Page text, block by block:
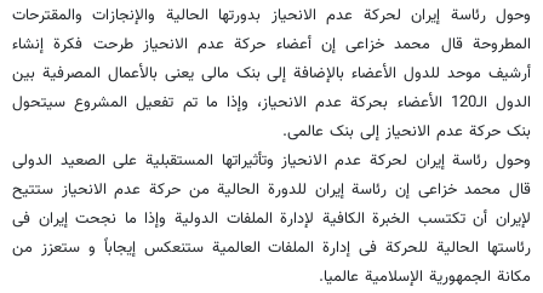
وحول رئاسة إیران لحرکة عدم الانحیاز بدورتها الحالیة والإنجازات والمقترحات
المطروحة قال محمد خزاعی إن أعضاء حرکة عدم الانحیاز طرحت فکرة إنشاء
أرشیف موحد للدول الأعضاء بالإضافة إلى بنک مالی یعنى بالأعمال المصرفیة بین
الدول الـ120 الأعضاء بحرکة عدم الانحیاز، وإذا ما تم تفعیل المشروع سیتحول
بنک حرکة عدم الانحیاز إلى بنک عالمی.
وحول رئاسة إیران لحرکة عدم الانحیاز وتأثیراتها المستقبلیة على الصعید الدولی
قال محمد خزاعی إن رئاسة إیران للدورة الحالیة من حرکة عدم الانحیاز ستتیح
لإیران أن تکتسب الخبرة الکافیة لإدارة الملفات الدولیة وإذا ما نجحت إیران فی
رئاستها الحالیة للحرکة فی إدارة الملفات العالمیة ستنعکس إیجاباً و ستعزز من
مکانة الجمهوریة الإسلامیة عالمیا.